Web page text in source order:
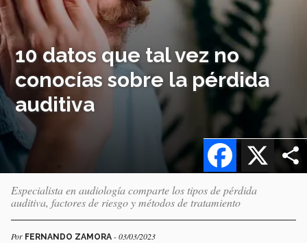
10 datos que tal vez no
conocías sobre la pérdida
auditiva
X
Facebook
Especialista en audiología comparte los tipos de pérdida
auditiva, factores de riesgo y métodos de tratamiento
Por FERNANDO ZAMORA - 03/03/2023